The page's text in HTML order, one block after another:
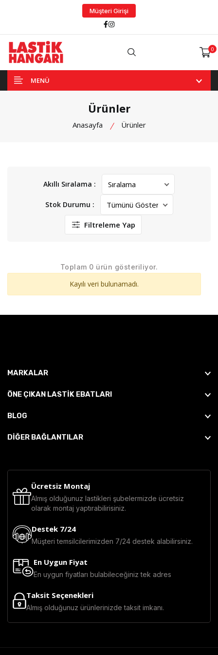
Müşteri Girişi
Facebook
Instagram
0
MENÜ
Ürünler
Anasayfa Ürünler
Akıllı Sıralama :
Stok Durumu :
Filtreleme Yap
Toplam 0 ürün gösteriliyor.
Kayılı veri bulunamadı.
MARKALAR
ÖNE ÇIKAN LASTIK EBATLARI
BLOG
DİĞER BAĞLANTILAR
Ücretsiz Montaj
Almış olduğunuz lastikleri şubelermizde ücretsiz
olarak montaj yaptırabilirisiniz.
Destek 7/24
Müşteri temsilcilerimizden 7/24 destek alabilirsiniz.
En Uygun Fiyat
En uygun fiyatları bulabileceğiniz tek adres
Taksit Seçenekleri
Almış olduğunuz ürünlerinizde taksit imkanı.